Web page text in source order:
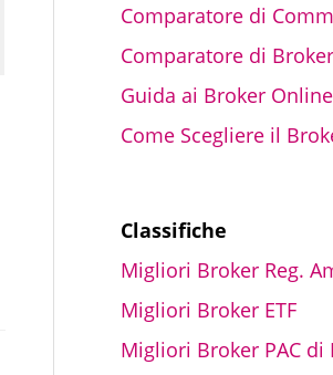
Comparatore di
Comparatore di Broker
Guida ai Broker Online
Come Scegliere il
Classifiche
Migliori Broker Reg.
Migliori Broker ETF
Migliori Broker PAC di